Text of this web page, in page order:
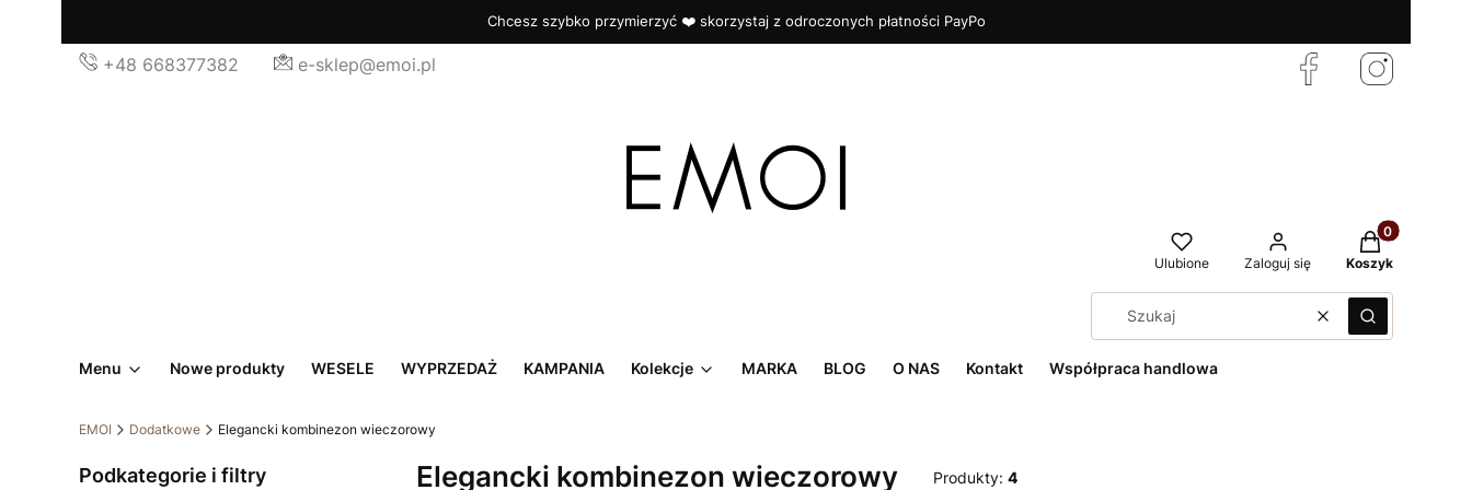
Chcesz szybko przymierzyć ❤️ skorzystaj z odroczonych płatności PayPo
+48 668377382 e-sklep@emoi.pl
Ulubione Zaloguj się
Produkty w
Koszyk
WyczyśćSzukaj
Menu Nowe produkty WESELE WYPRZEDAŻ KAMPANIA Kolekcje MARKA BLOG O NAS Kontakt Współpraca handlowa
EMOI Dodatkowe Elegancki kombinezon wieczorowy
Podkategorie i filtry Elegancki kombinezon wieczorowy Produkty: 4